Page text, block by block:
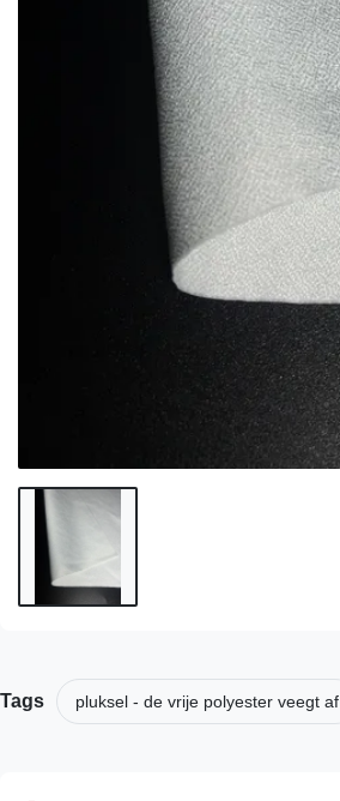
Tags pluksel - de vrije polyester veegt af